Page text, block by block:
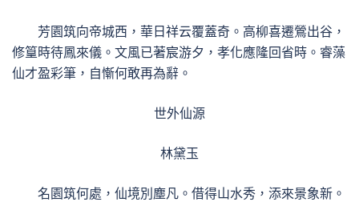
芳園筑向帝城西，華日祥云覆蓋奇。高柳喜遷鶯出谷，
修篁時待鳳來儀。文風已著宸游夕，孝化應隆回省時。睿藻
仙才盈彩筆，自慚何敢再為辭。
世外仙源
林黛玉
名園筑何處，仙境別塵凡。借得山水秀，添來景象新。